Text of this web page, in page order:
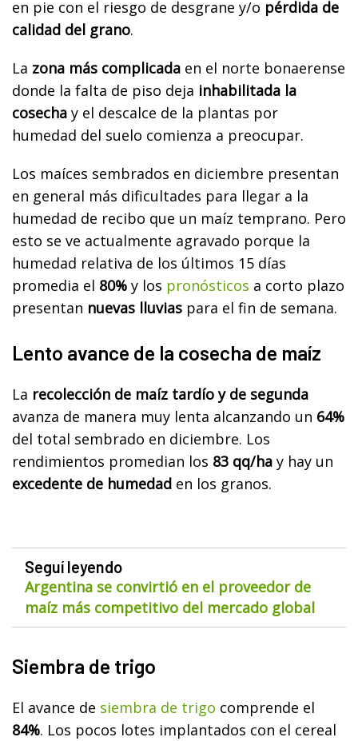
en pie con el riesgo de desgrane y/o pérdida de
calidad del grano.
La zona más complicada en el norte bonaerense
donde la falta de piso deja inhabilitada la
cosecha y el descalce de la plantas por
humedad del suelo comienza a preocupar.
Los maíces sembrados en diciembre presentan
en general más dificultades para llegar a la
humedad de recibo que un maíz temprano. Pero
esto se ve actualmente agravado porque la
humedad relativa de los últimos 15 días
promedia el 80% y los pronósticos a corto plazo
presentan nuevas lluvias para el fin de semana.
Lento avance de la cosecha de maíz
La recolección de maíz tardío y de segunda
avanza de manera muy lenta alcanzando un 64%
del total sembrado en diciembre. Los
rendimientos promedian los 83 qq/ha y hay un
excedente de humedad en los granos.
Seguí leyendo
Argentina se convirtió en el proveedor de
maíz más competitivo del mercado global
Siembra de trigo
El avance de siembra de trigo comprende el
84%. Los pocos lotes implantados con el cereal